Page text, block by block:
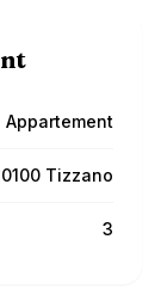
Appartement
Tizzano
3